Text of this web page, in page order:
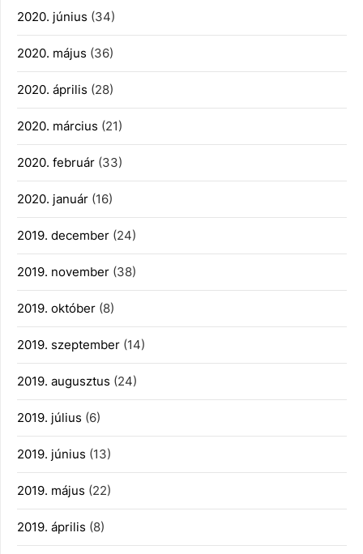
2020. június (34)
2020. május (36)
2020. április (28)
2020. március (21)
2020. február (33)
2020. január (16)
2019. december (24)
2019. november (38)
2019. október (8)
2019. szeptember (14)
2019. augusztus (24)
2019. július (6)
2019. június (13)
2019. május (22)
2019. április (8)